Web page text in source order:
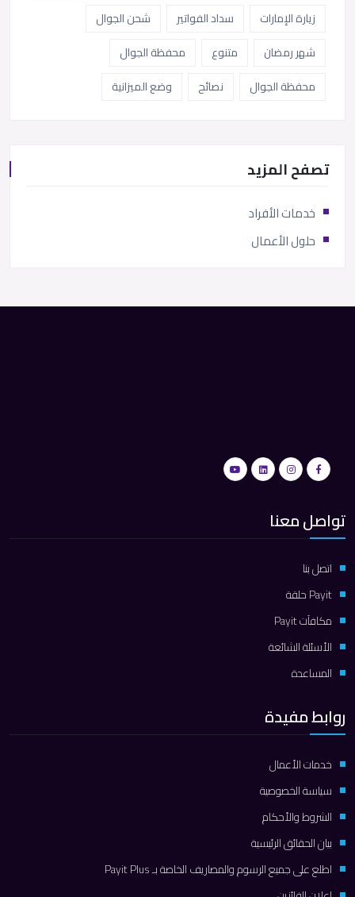
زيارة الإمارات
سداد الفواتير
شحن الجوال
شهر رمضان
متنوع
محفظة الجوال
محفظة الجوال
نصائح وضع الميزانية
تصفح المزيد
خدمات الأفراد
حلول الأعمال
تواصل معنا
اتصل بنا
Payit حلقة
مكافآت Payit
الأسئلة الشائعة
المساعدة
روابط مفيدة
خدمات الأعمال
سياسة الخصوصية
الشروط والأحكام
بيان الحقائق الرئيسية
اطلع على جميع الرسوم والمصاريف الخاصة بـ Payit Plus